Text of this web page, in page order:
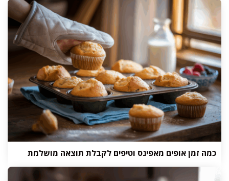
כמה זמן אופים מאפינס וטיפים לקבלת תוצאה מושלמת